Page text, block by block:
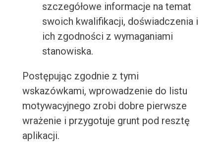
szczegółowe informacje na temat
swoich kwalifikacji, doświadczenia i
ich zgodności z wymaganiami
stanowiska.
Postępując zgodnie z tymi
wskazówkami, wprowadzenie do listu
motywacyjnego zrobi dobre pierwsze
wrażenie i przygotuje grunt pod resztę
aplikacji.